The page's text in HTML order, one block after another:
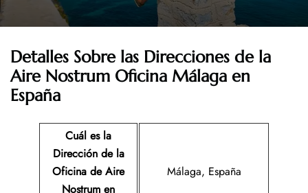
Detalles Sobre las Direcciones de la
Aire Nostrum Oficina Málaga en
España
Cuál es la
Dirección de la
Oficina de Aire
Nostrum en
Málaga, España